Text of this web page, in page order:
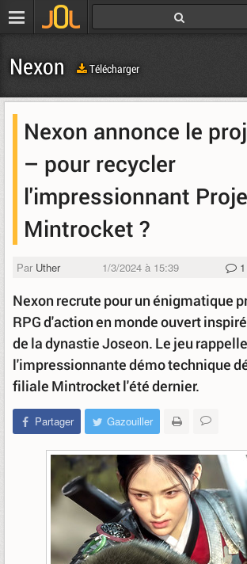
Nexon Télécharger
Nexon annonce le
– pour recycler
l'impressionnant
Mintrocket ?
Par Uther 1/3/2024 à 15:39 1
Nexon recrute pour un énigmatique
RPG d'action en monde ouvert
de la dynastie Joseon. Le jeu
l'impressionnante démo technique
filiale Mintrocket l'été dernier.
Partager Gazouiller